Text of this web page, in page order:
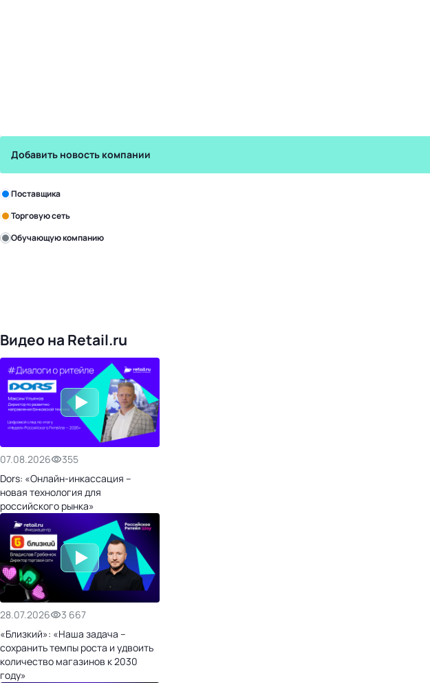
Добавить новость компании
Зарегистрируйте в бизнес-центре:
Поставщика
Торговую сеть
Обучающую компанию
Видео на Retail.ru
07.08.2026
355
Dors: «Онлайн-инкассация –
новая технология для
российского рынка»
28.07.2026
3 667
«Близкий»: «Наша задача –
сохранить темпы роста и удвоить
количество магазинов к 2030
году»